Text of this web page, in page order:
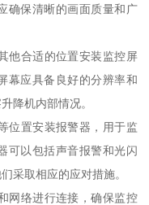
确保清晰的画面质量和广
他合适的位置安装监控屏
幕应具备良好的分辨率和
降机内部情况。
位置安装报警器，用于监
可以包括声音报警和光闪
采取相应的应对措施。
网络进行连接，确保监控